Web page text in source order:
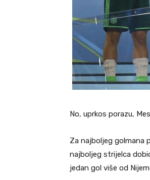
No, uprkos porazu,
Za najboljeg golmana
najboljeg strijelca
jedan gol više od